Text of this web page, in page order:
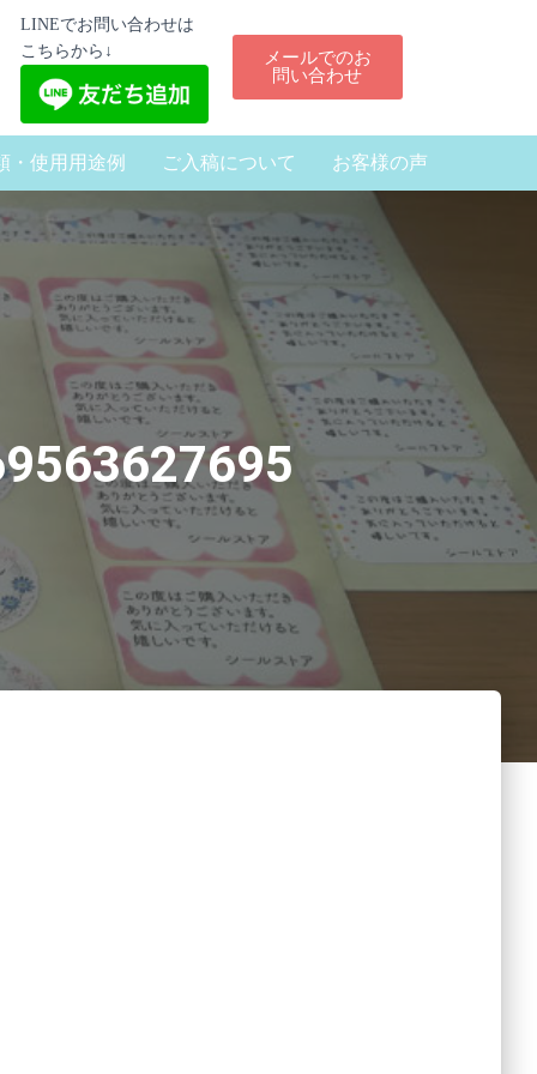
LINEでお問い合わせは
こちらから↓
メールでのお
問い合わせ
・使用用途例 ご入稿について お客様の声